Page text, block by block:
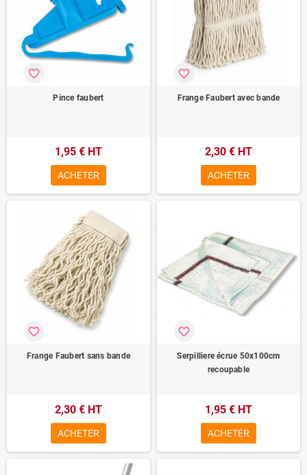
Pince faubert
favorite_border
1,95 € HT
ACHETER
Frange Faubert avec bande
favorite_border
2,30 € HT
ACHETER
Frange Faubert sans bande
favorite_border
2,30 € HT
ACHETER
Serpilliere écrue 50x100cm
recoupable
favorite_border
1,95 € HT
ACHETER